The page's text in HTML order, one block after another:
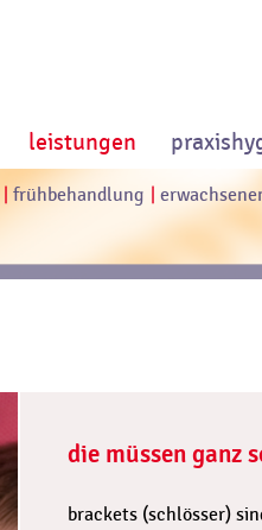
leistungen
frühbehandlung
die müssen ganz
brackets (schlösser)